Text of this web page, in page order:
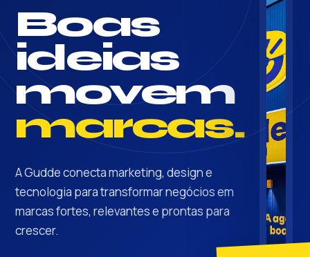
Boas
ideias
movem
marcas.
A Gudde conecta marketing, design e
tecnologia para transformar negócios em
marcas fortes, relevantes e prontas para
crescer.